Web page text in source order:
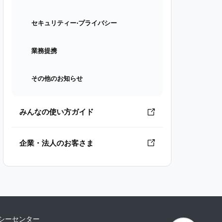
セキュリティー⋅プライバシー
業務提携
その他のお知らせ
みんなの使い方ガイド
企業・法人のお客さま
ーセンター